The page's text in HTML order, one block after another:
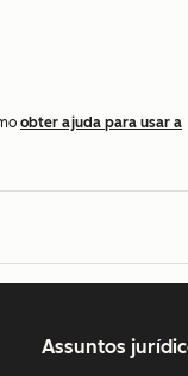
obter ajuda para usar a
Assuntos